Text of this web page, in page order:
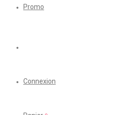
Promo
Connexion